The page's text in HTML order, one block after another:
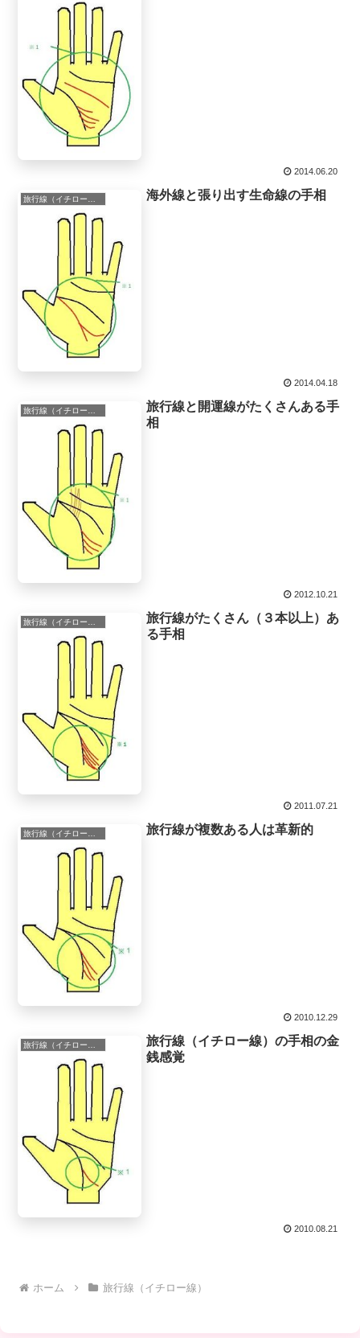
2014.06.20
海外線と張り出す生命線の手相
2014.04.18
旅行線と開運線がたくさんある手
相
2012.10.21
旅行線がたくさん（３本以上）あ
る手相
2011.07.21
旅行線が複数ある人は革新的
2010.12.29
旅行線（イチロー線）の手相の金
銭感覚
2010.08.21
ホーム 旅行線（イチロー線）